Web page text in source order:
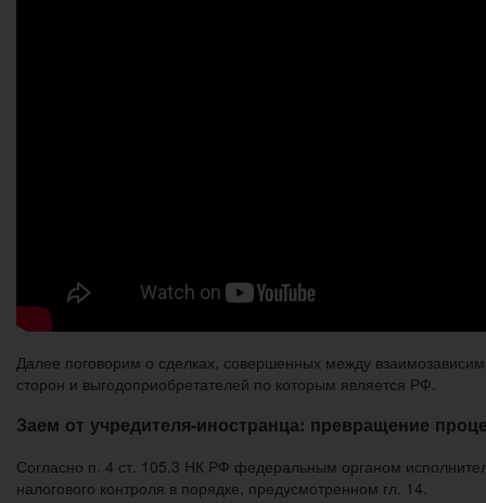
Далее поговорим о сделках, совершенных между
сторон и выгодоприобретателей по которым является РФ.
Заем от учредителя-иностранца: превращение
Согласно п. 4 ст. 105.3 НК РФ федеральным органом
налогового контроля в порядке, предусмотренном гл. 14.